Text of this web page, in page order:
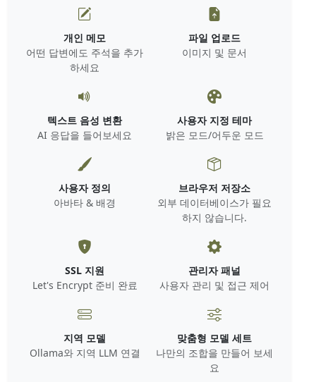
개인 메모
어떤 답변에도 주석을 추가
하세요
파일 업로드
이미지 및 문서
텍스트 음성 변환
AI 응답을 들어보세요
사용자 지정 테마
밝은 모드/어두운 모드
사용자 정의
아바타 & 배경
브라우저 저장소
외부 데이터베이스가 필요
하지 않습니다.
SSL 지원
Let's Encrypt 준비 완료
관리자 패널
사용자 관리 및 접근 제어
지역 모델
Ollama와 지역 LLM 연결
맞춤형 모델 세트
나만의 조합을 만들어 보세
요